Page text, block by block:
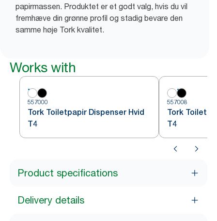
papirmassen. Produktet er et godt valg, hvis du vil
fremhæve din grønne profil og stadig bevare den
samme høje Tork kvalitet.
Works with
557000
Tork Toiletpapir Dispenser Hvid
T4
557008
Tork
T4
Product specifications
Delivery details